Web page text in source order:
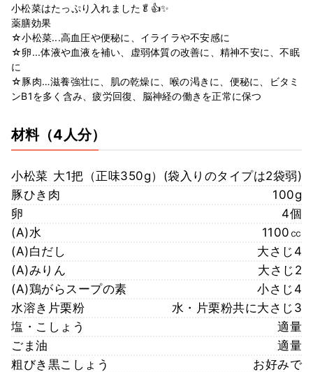
小松菜はたっぷり入れました🥬👍✨
薬膳効果
☆小松菜...高血圧や便秘に、イライラや不安感に
☆卵...体液や血液を補い、虚弱体質の改善に、精神不安に、不眠
に
☆豚肉…滋養強壮に、肌の乾燥に、喉の渇きに、便秘に、ビタミ
ンB1を多く含み、疲労回復、脳神経の働きを正常に保つ
材料（4人分）
小松菜 大1把（正味350g）(袋入りのタイプは2袋弱)
豚ひき肉
100g
卵
4個
(A)水
1100㏄
(A)白だし
大さじ4
(A)みりん
大さじ2
(A)鶏がらスープの素
小さじ4
水溶き片栗粉
水・片栗粉共に大さじ3
塩・こしょう
適量
ごま油
適量
粗びき黒こしょう
お好みで